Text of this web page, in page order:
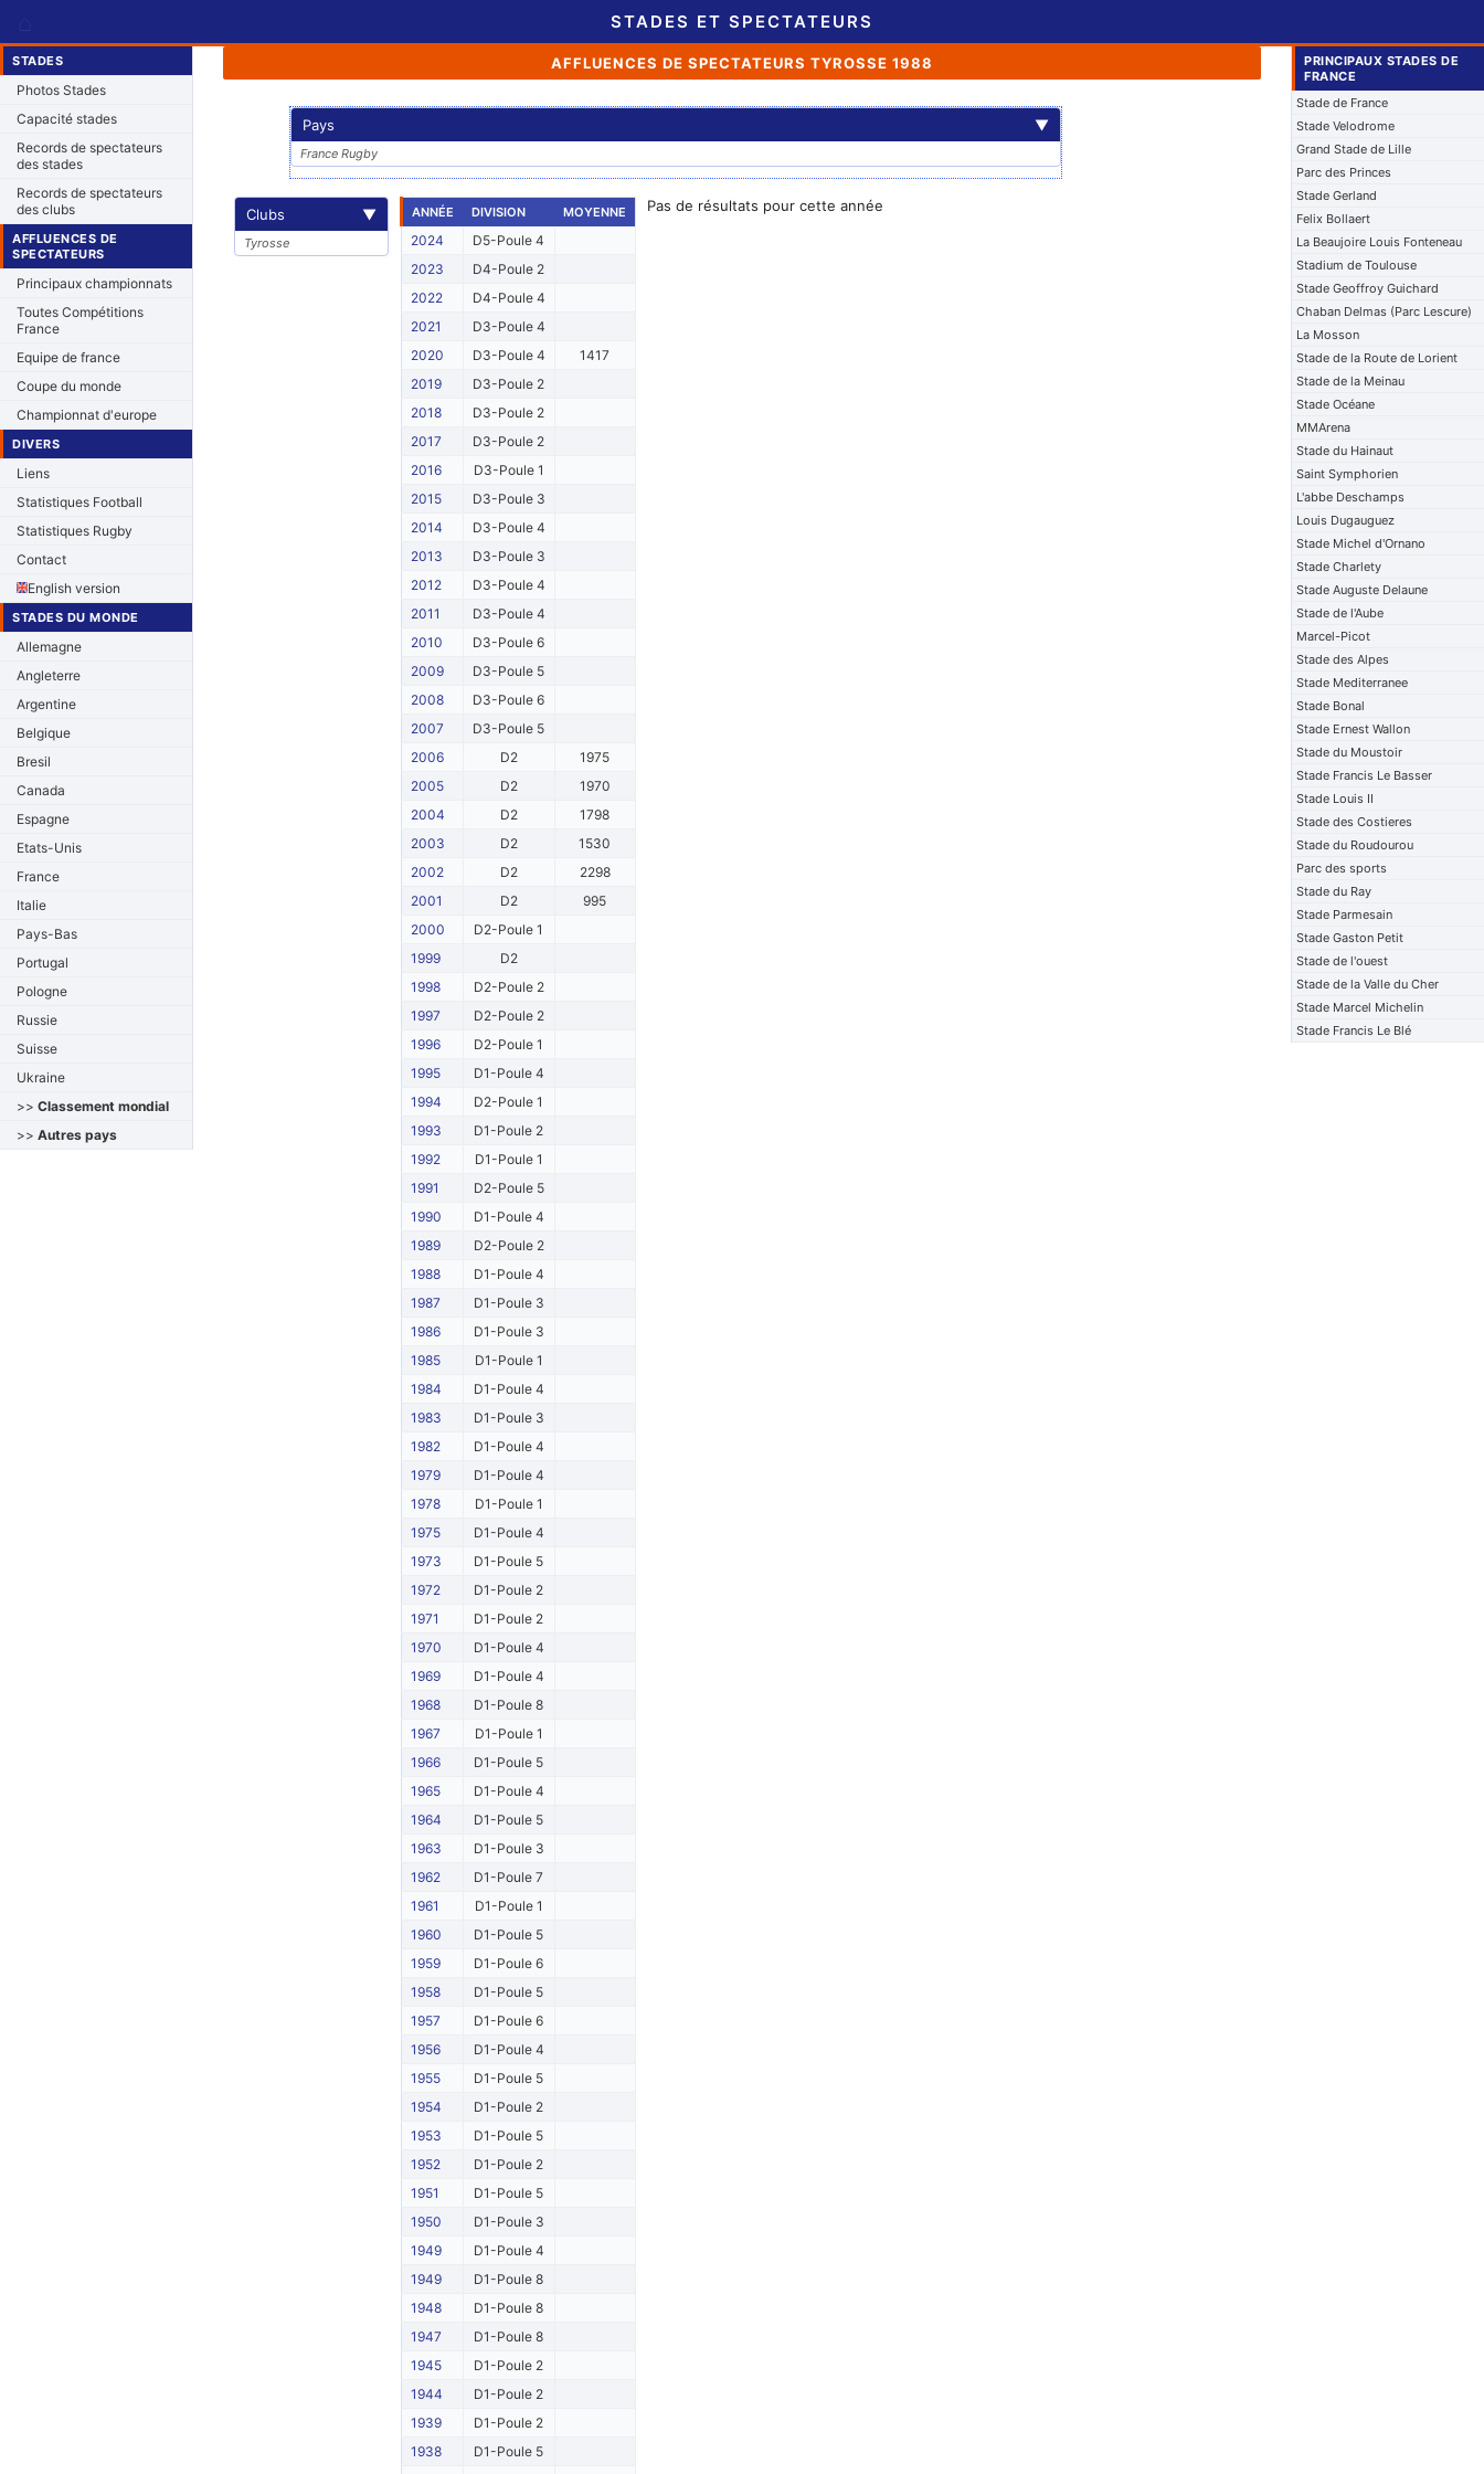
STADES ET SPECTATEURS
STADES
Photos Stades
Capacité stades
Records de spectateurs
des stades
Records de spectateurs
des clubs
AFFLUENCES DE
SPECTATEURS
Principaux championnats
Toutes Compétitions
France
Equipe de france
Coupe du monde
Championnat d'europe
DIVERS
Liens
Statistiques Football
Statistiques Rugby
Contact
English version
STADES DU MONDE
Allemagne
Angleterre
Argentine
Belgique
Bresil
Canada
Espagne
Etats-Unis
France
Italie
Pays-Bas
Portugal
Pologne
Russie
Suisse
Ukraine
>> Classement mondial
>> Autres pays
AFFLUENCES DE SPECTATEURS TYROSSE 1988
Pays ▼
France Rugby
Clubs ▼
Tyrosse
ANNÉE DIVISION MOYENNE
2024
D5-Poule 4
2023
D4-Poule 2
2022
D4-Poule 4
2021
D3-Poule 4
2020
D3-Poule 4
1417
2019
D3-Poule 2
2018
D3-Poule 2
2017
D3-Poule 2
2016
D3-Poule 1
2015
D3-Poule 3
2014
D3-Poule 4
2013
D3-Poule 3
2012
D3-Poule 4
2011
D3-Poule 4
2010
D3-Poule 6
2009
D3-Poule 5
2008
D3-Poule 6
2007
D3-Poule 5
2006
D2
1975
2005
D2
1970
2004
D2
1798
2003
D2
1530
2002
D2
2298
2001
D2
995
2000
D2-Poule 1
1999
D2
1998
D2-Poule 2
1997
D2-Poule 2
1996
D2-Poule 1
1995
D1-Poule 4
1994
D2-Poule 1
1993
D1-Poule 2
1992
D1-Poule 1
1991
D2-Poule 5
1990
D1-Poule 4
1989
D2-Poule 2
1988
D1-Poule 4
1987
D1-Poule 3
1986
D1-Poule 3
1985
D1-Poule 1
1984
D1-Poule 4
1983
D1-Poule 3
1982
D1-Poule 4
1979
D1-Poule 4
1978
D1-Poule 1
1975
D1-Poule 4
1973
D1-Poule 5
1972
D1-Poule 2
1971
D1-Poule 2
1970
D1-Poule 4
1969
D1-Poule 4
1968
D1-Poule 8
1967
D1-Poule 1
1966
D1-Poule 5
1965
D1-Poule 4
1964
D1-Poule 5
1963
D1-Poule 3
1962
D1-Poule 7
1961
D1-Poule 1
1960
D1-Poule 5
1959
D1-Poule 6
1958
D1-Poule 5
1957
D1-Poule 6
1956
D1-Poule 4
1955
D1-Poule 5
1954
D1-Poule 2
1953
D1-Poule 5
1952
D1-Poule 2
1951
D1-Poule 5
1950
D1-Poule 3
1949
D1-Poule 4
1949
D1-Poule 8
1948
D1-Poule 8
1947
D1-Poule 8
1945
D1-Poule 2
1944
D1-Poule 2
1939
D1-Poule 2
1938
D1-Poule 5
Pas de résultats pour cette année
PRINCIPAUX STADES DE
FRANCE
Stade de France
Stade Velodrome
Grand Stade de Lille
Parc des Princes
Stade Gerland
Felix Bollaert
La Beaujoire Louis Fonteneau
Stadium de Toulouse
Stade Geoffroy Guichard
Chaban Delmas (Parc Lescure)
La Mosson
Stade de la Route de Lorient
Stade de la Meinau
Stade Océane
MMArena
Stade du Hainaut
Saint Symphorien
L'abbe Deschamps
Louis Dugauguez
Stade Michel d'Ornano
Stade Charlety
Stade Auguste Delaune
Stade de l'Aube
Marcel-Picot
Stade des Alpes
Stade Mediterranee
Stade Bonal
Stade Ernest Wallon
Stade du Moustoir
Stade Francis Le Basser
Stade Louis II
Stade des Costieres
Stade du Roudourou
Parc des sports
Stade du Ray
Stade Parmesain
Stade Gaston Petit
Stade de l'ouest
Stade de la Valle du Cher
Stade Marcel Michelin
Stade Francis Le Blé